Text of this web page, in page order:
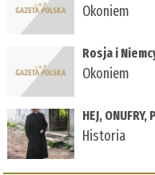
Okoniem
Rosja i
Okoniem
HEJ, ONUFRY,
Historia